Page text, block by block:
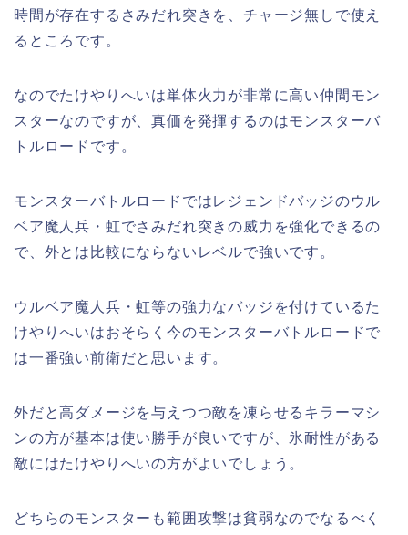
時間が存在するさみだれ突きを、チャージ無しで使え
るところです。
なのでたけやりへいは単体火力が非常に高い仲間モン
スターなのですが、真価を発揮するのはモンスターバ
トルロードです。
モンスターバトルロードではレジェンドバッジのウル
ベア魔人兵・虹でさみだれ突きの威力を強化できるの
で、外とは比較にならないレベルで強いです。
ウルベア魔人兵・虹等の強力なバッジを付けているた
けやりへいはおそらく今のモンスターバトルロードで
は一番強い前衛だと思います。
外だと高ダメージを与えつつ敵を凍らせるキラーマシ
ンの方が基本は使い勝手が良いですが、氷耐性がある
敵にはたけやりへいの方がよいでしょう。
どちらのモンスターも範囲攻撃は貧弱なのでなるべく